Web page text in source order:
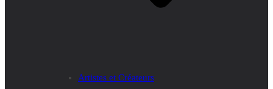
Artistes et Créateurs